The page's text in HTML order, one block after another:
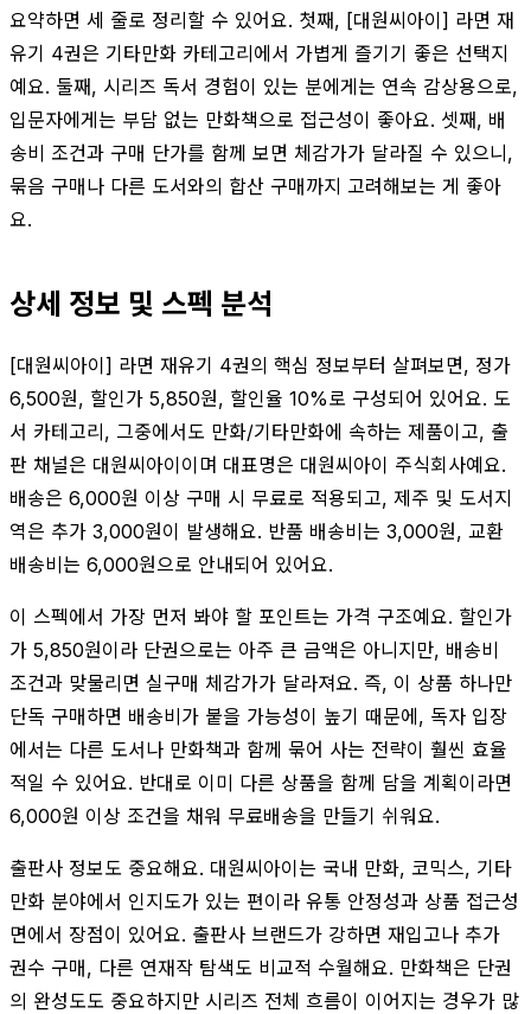
요약하면 세 줄로 정리할 수 있어요. 첫째, [대원씨아이] 라면 재
유기 4권은 기타만화 카테고리에서 가볍게 즐기기 좋은 선택지
예요. 둘째, 시리즈 독서 경험이 있는 분에게는 연속 감상용으로,
입문자에게는 부담 없는 만화책으로 접근성이 좋아요. 셋째, 배
송비 조건과 구매 단가를 함께 보면 체감가가 달라질 수 있으니,
묶음 구매나 다른 도서와의 합산 구매까지 고려해보는 게 좋아
요.
상세 정보 및 스펙 분석
[대원씨아이] 라면 재유기 4권의 핵심 정보부터 살펴보면, 정가
6,500원, 할인가 5,850원, 할인율 10%로 구성되어 있어요. 도
서 카테고리, 그중에서도 만화/기타만화에 속하는 제품이고, 출
판 채널은 대원씨아이이며 대표명은 대원씨아이 주식회사예요.
배송은 6,000원 이상 구매 시 무료로 적용되고, 제주 및 도서지
역은 추가 3,000원이 발생해요. 반품 배송비는 3,000원, 교환
배송비는 6,000원으로 안내되어 있어요.
이 스펙에서 가장 먼저 봐야 할 포인트는 가격 구조예요. 할인가
가 5,850원이라 단권으로는 아주 큰 금액은 아니지만, 배송비
조건과 맞물리면 실구매 체감가가 달라져요. 즉, 이 상품 하나만
단독 구매하면 배송비가 붙을 가능성이 높기 때문에, 독자 입장
에서는 다른 도서나 만화책과 함께 묶어 사는 전략이 훨씬 효율
적일 수 있어요. 반대로 이미 다른 상품을 함께 담을 계획이라면
6,000원 이상 조건을 채워 무료배송을 만들기 쉬워요.
출판사 정보도 중요해요. 대원씨아이는 국내 만화, 코믹스, 기타
만화 분야에서 인지도가 있는 편이라 유통 안정성과 상품 접근성
면에서 장점이 있어요. 출판사 브랜드가 강하면 재입고나 추가
권수 구매, 다른 연재작 탐색도 비교적 수월해요. 만화책은 단권
의 완성도도 중요하지만 시리즈 전체 흐름이 이어지는 경우가 많